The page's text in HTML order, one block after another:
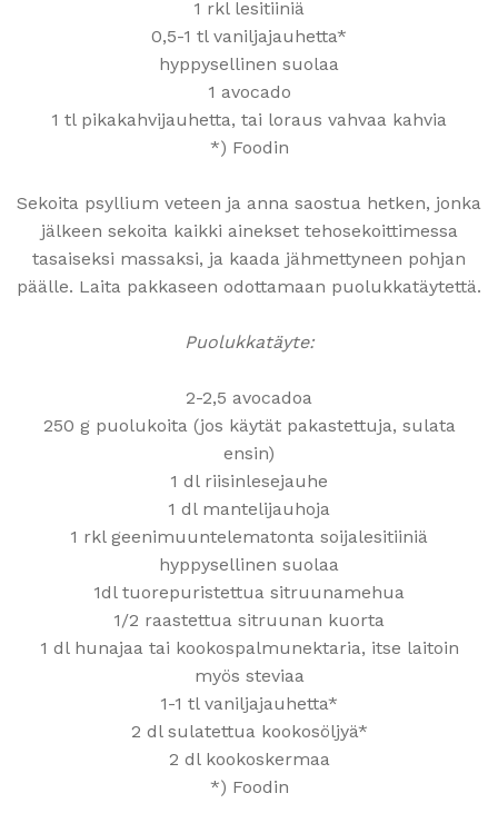
1 rkl lesitiiniä
0,5-1 tl vaniljajauhetta*
hyppysellinen suolaa
1 avocado
1 tl pikakahvijauhetta, tai loraus vahvaa kahvia
*) Foodin
Sekoita psyllium veteen ja anna saostua hetken, jonka
jälkeen sekoita kaikki ainekset tehosekoittimessa
tasaiseksi massaksi, ja kaada jähmettyneen pohjan
päälle. Laita pakkaseen odottamaan puolukkatäytettä.
Puolukkatäyte:
2-2,5 avocadoa
250 g puolukoita (jos käytät pakastettuja, sulata
ensin)
1 dl riisinlesejauhe
1 dl mantelijauhoja
1 rkl geenimuuntelematonta soijalesitiiniä
hyppysellinen suolaa
1dl tuorepuristettua sitruunamehua
1/2 raastettua sitruunan kuorta
1 dl hunajaa tai kookospalmunektaria, itse laitoin
myös steviaa
1-1 tl vaniljajauhetta*
2 dl sulatettua kookosöljyä*
2 dl kookoskermaa
*) Foodin